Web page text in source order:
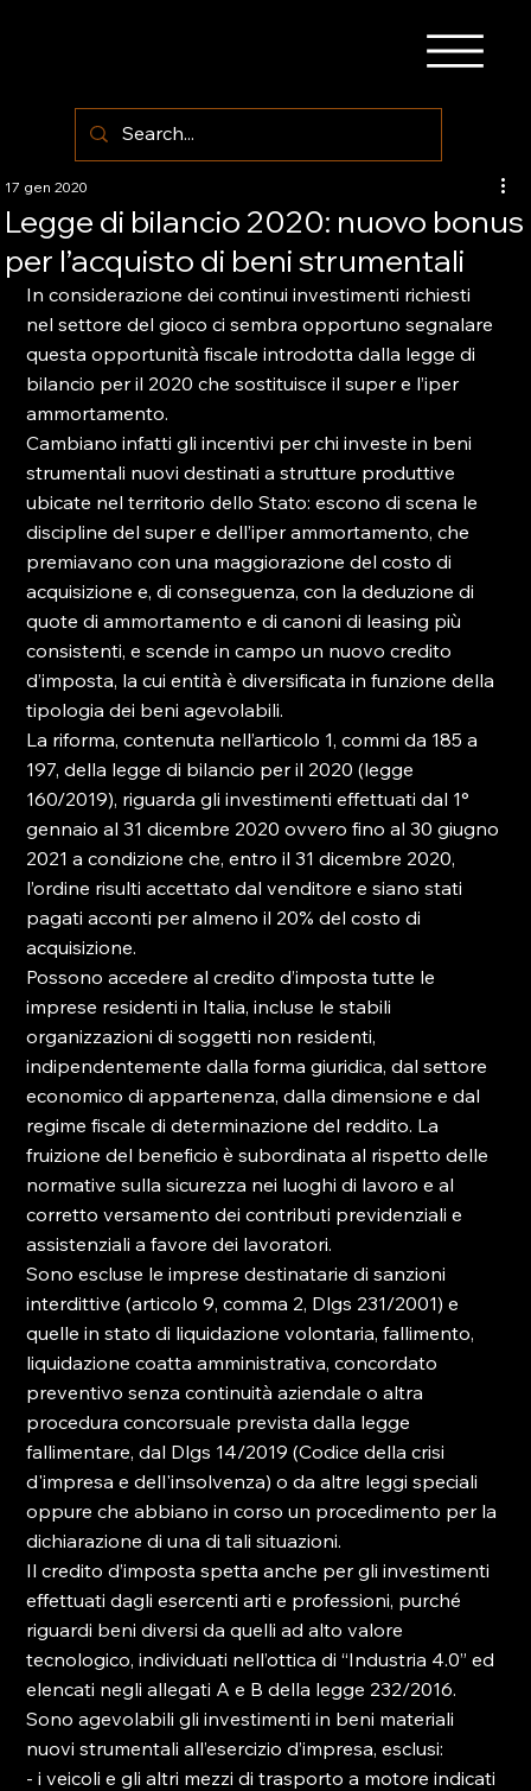
Legge di bilancio 2020: nuovo bonus
per l’acquisto di beni strumentali
17 gen 2020
In considerazione dei continui investimenti richiesti
nel settore del gioco ci sembra opportuno segnalare
questa opportunità fiscale introdotta dalla legge di
bilancio per il 2020 che sostituisce il super e l’iper
ammortamento.
Cambiano infatti gli incentivi per chi investe in beni
strumentali nuovi destinati a strutture produttive
ubicate nel territorio dello Stato: escono di scena le
discipline del super e dell’iper ammortamento, che
premiavano con una maggiorazione del costo di
acquisizione e, di conseguenza, con la deduzione di
quote di ammortamento e di canoni di leasing più
consistenti, e scende in campo un nuovo credito
d’imposta, la cui entità è diversificata in funzione della
tipologia dei beni agevolabili.
La riforma, contenuta nell’articolo 1, commi da 185 a
197, della legge di bilancio per il 2020 (legge
160/2019), riguarda gli investimenti effettuati dal 1°
gennaio al 31 dicembre 2020 ovvero fino al 30 giugno
2021 a condizione che, entro il 31 dicembre 2020,
l’ordine risulti accettato dal venditore e siano stati
pagati acconti per almeno il 20% del costo di
acquisizione.
Possono accedere al credito d’imposta tutte le
imprese residenti in Italia, incluse le stabili
organizzazioni di soggetti non residenti,
indipendentemente dalla forma giuridica, dal settore
economico di appartenenza, dalla dimensione e dal
regime fiscale di determinazione del reddito. La
fruizione del beneficio è subordinata al rispetto delle
normative sulla sicurezza nei luoghi di lavoro e al
corretto versamento dei contributi previdenziali e
assistenziali a favore dei lavoratori.
Sono escluse le imprese destinatarie di sanzioni
interdittive (articolo 9, comma 2, Dlgs 231/2001) e
quelle in stato di liquidazione volontaria, fallimento,
liquidazione coatta amministrativa, concordato
preventivo senza continuità aziendale o altra
procedura concorsuale prevista dalla legge
fallimentare, dal Dlgs 14/2019 (Codice della crisi
d'impresa e dell'insolvenza) o da altre leggi speciali
oppure che abbiano in corso un procedimento per la
dichiarazione di una di tali situazioni.
Il credito d’imposta spetta anche per gli investimenti
effettuati dagli esercenti arti e professioni, purché
riguardi beni diversi da quelli ad alto valore
tecnologico, individuati nell’ottica di “Industria 4.0” ed
elencati negli allegati A e B della legge 232/2016.
Sono agevolabili gli investimenti in beni materiali
nuovi strumentali all’esercizio d’impresa, esclusi:
- i veicoli e gli altri mezzi di trasporto a motore indicati